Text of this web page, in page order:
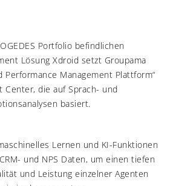
Portfolio befindlichen
Lösung Xdroid setzt Groupama
Performance Management Plattform“
Center, die auf Sprach- und
basiert.
Lernen und KI-Funktionen
und NPS Daten, um einen tiefen
und Leistung einzelner Agenten